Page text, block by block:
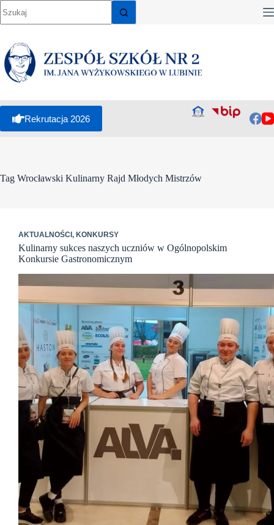
do
treści
Rekrutacja 2026
Tag Wrocławski Kulinarny Rajd Młodych Mistrzów
AKTUALNOŚCI , KONKURSY
Kulinarny sukces naszych uczniów w Ogólnopolskim
Konkursie Gastronomicznym